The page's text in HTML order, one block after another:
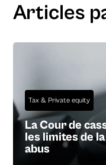
Articles
Tax & Private equity
La Cour de
les limites de
abus